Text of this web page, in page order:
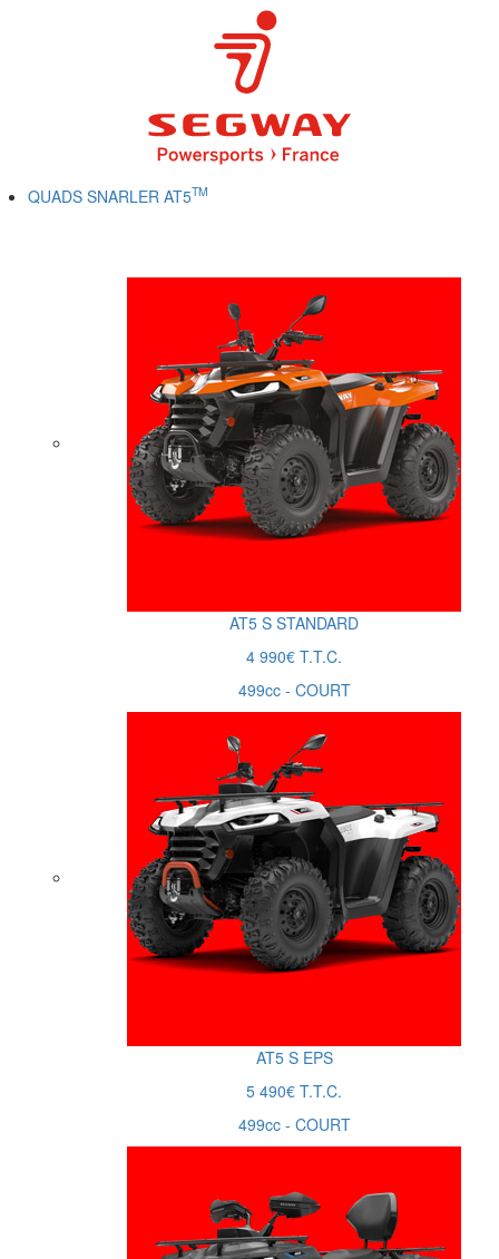
QUADS SNARLER AT5TM
AT5 S STANDARD
4 990€ T.T.C.
499cc - COURT
AT5 S EPS
5 490€ T.T.C.
499cc - COURT